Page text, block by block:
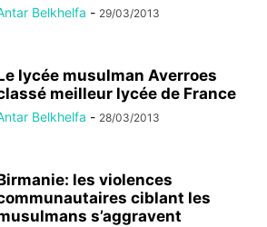
Belkhelfa - 29/03/2013
lycée musulman Averroes
meilleur lycée de France
Belkhelfa - 28/03/2013
les violences
ciblant les
s’aggravent